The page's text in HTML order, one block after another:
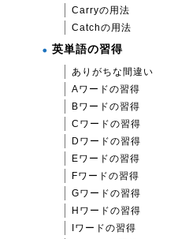
Carryの用法
Catchの用法
英単語の習得
ありがちな間違い
Aワードの習得
Bワードの習得
Cワードの習得
Dワードの習得
Eワードの習得
Fワードの習得
Gワードの習得
Hワードの習得
Iワードの習得